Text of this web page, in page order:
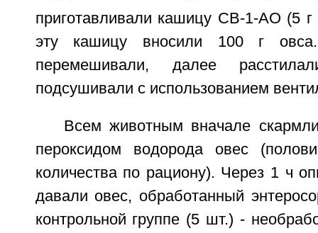
приготавливали кашицу СВ-1-АО (5
эту кашицу вносили 100 г
перемешивали, далее
подсушивали с использованием
Всем животным вначале
пероксидом водорода овес
количества по рациону). Через 1 ч
давали овес, обработанный
контрольной группе (5 шт.) -